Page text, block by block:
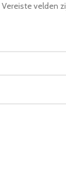
Vereiste velden